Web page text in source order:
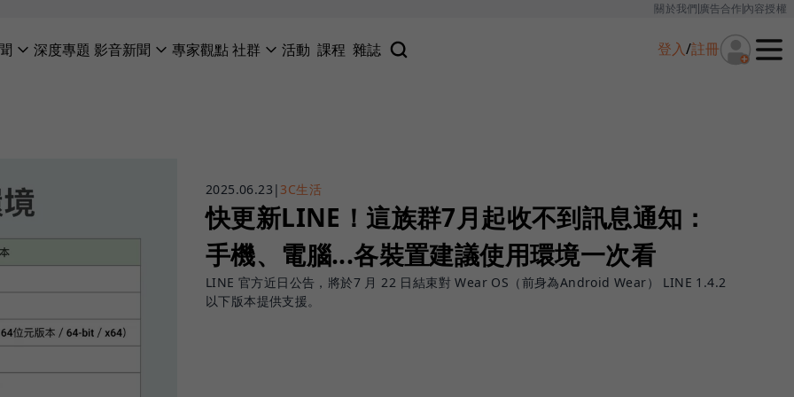
關於我們廣告合作內容授權
深度專題 影音新聞 專家觀點社群 活動 課程 雜誌 登入/註冊
2025.06.23 | 3C生活
快更新LINE！這族群7月起收不到訊息通知：
手機、電腦...各裝置建議使用環境一次看
LINE 官方近日公告，將於7 月 22 日結束對 Wear OS（前身為Android Wear） LINE 1.4.2
以下版本提供支援。